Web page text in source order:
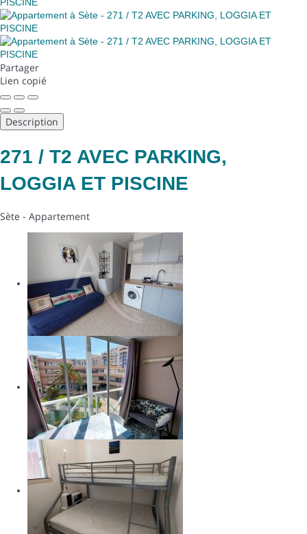
Partager
Lien copié
Description
271 / T2 AVEC PARKING,
LOGGIA ET PISCINE
Sète - Appartement